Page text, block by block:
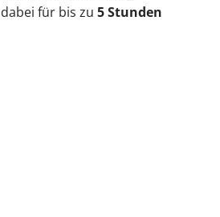
für bis zu 5 Stunden